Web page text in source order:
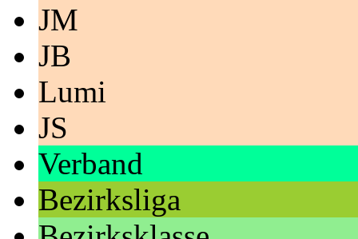
JM
JB
Lumi
JS
Verband
Bezirksliga